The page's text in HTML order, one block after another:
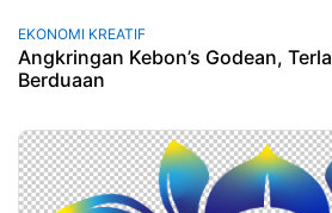
EKONOMI KREATIF
Angkringan Kebon’s Godean,
Berduaan